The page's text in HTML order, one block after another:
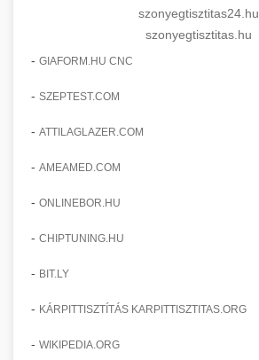
szonyegtisztitas24.hu
szonyegtisztitas.hu
- GIAFORM.HU CNC
- SZEPTEST.COM
- ATTILAGLAZER.COM
- AMEAMED.COM
- ONLINEBOR.HU
- CHIPTUNING.HU
- BIT.LY
- KÁRPITTISZTÍTÁS KARPITTISZTITAS.ORG
- WIKIPEDIA.ORG